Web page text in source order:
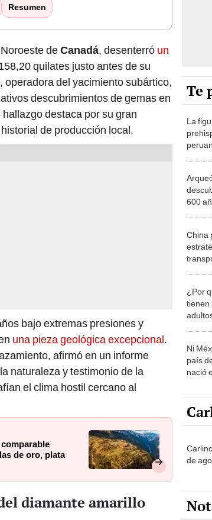
Resumen
deCanadá, desenterró un
quilates justo antes de su
del yacimiento subártico,
descubrimientos de gemas en
destaca por su gran
de producción local.
bajo extremas presiones y
una pieza geológica excepcional.
afirmó en un informe
naturaleza y testimonio de la
el clima hostil cercano al
de oro, plata
diamante amarillo
Te
La
600
China
¿Por
tienen
Ni
país
nació
de